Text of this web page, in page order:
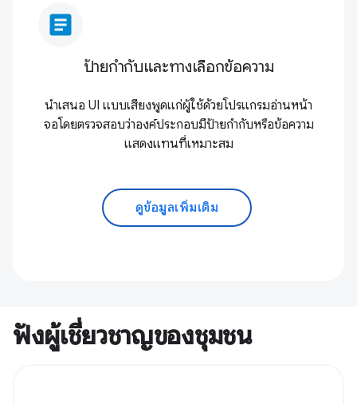
article
ป้ายกำกับและทางเลือกข้อความ
นำเสนอ UI แบบเสียงพูดแก่ผู้ใช้ด้วยโปรแกรมอ่านหน้า
จอโดยตรวจสอบว่าองค์ประกอบมีป้ายกำกับหรือข้อความ
แสดงแทนที่เหมาะสม
ดูข้อมูลเพิ่มเติม
ฟังผู้เชี่ยวชาญของชุมชน